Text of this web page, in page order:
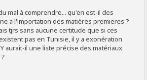
mal à comprendre... qu'en est-il des
a l'importation des matières premieres ?
tjrs sans aucune certitude que si ces
pas en Tunisie, il y a exonération
aurait-il une liste précise des matériaux